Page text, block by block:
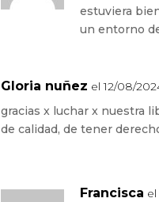
estuviera
un entorno
Gloria nuñez el 12/08/
gracias x luchar x nuestra
de calidad, de tener
Francisca